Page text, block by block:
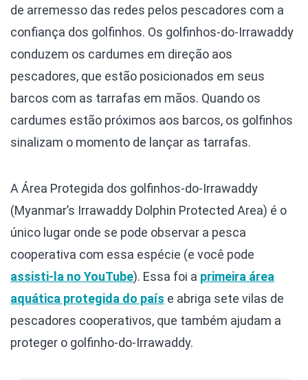
de arremesso das redes pelos pescadores com a
confiança dos golfinhos. Os golfinhos-do-Irrawaddy
conduzem os cardumes em direção aos
pescadores, que estão posicionados em seus
barcos com as tarrafas em mãos. Quando os
cardumes estão próximos aos barcos, os golfinhos
sinalizam o momento de lançar as tarrafas.
A Área Protegida dos golfinhos-do-Irrawaddy
(Myanmar’s Irrawaddy Dolphin Protected Area) é o
único lugar onde se pode observar a pesca
cooperativa com essa espécie (e você pode
assisti-la no YouTube). Essa foi a primeira área
aquática protegida do país e abriga sete vilas de
pescadores cooperativos, que também ajudam a
proteger o golfinho-do-Irrawaddy.